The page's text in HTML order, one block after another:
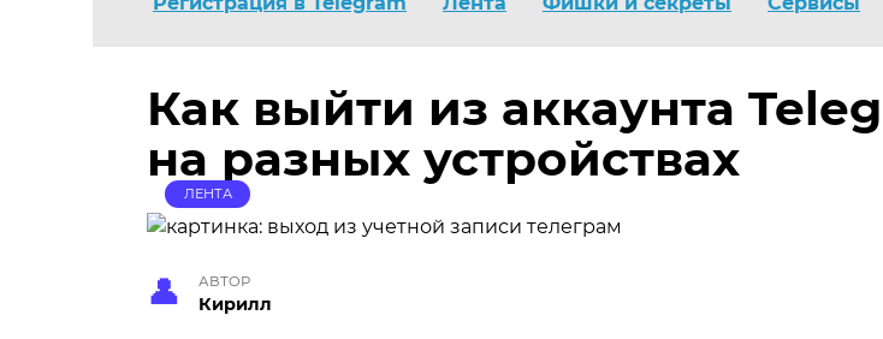
Как выйти из аккаунта
на разных устройствах
ЛЕНТА
АВТОР
Кирилл